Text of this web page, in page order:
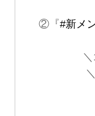
②『#新メ